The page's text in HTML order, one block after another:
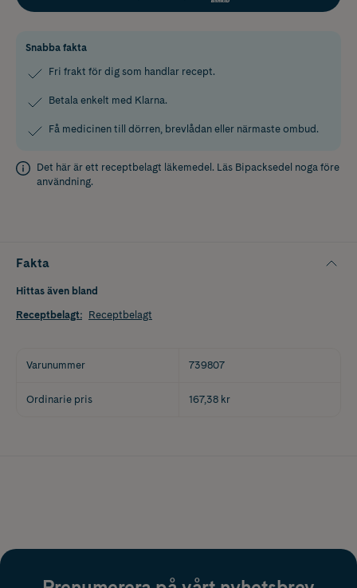
Snabba fakta
Fri frakt för dig som handlar recept.
Betala enkelt med Klarna.
Få medicinen till dörren, brevlådan eller närmaste ombud.
Det här är ett receptbelagt läkemedel. Läs Bipacksedel noga före
användning.
Fakta
Hittas även bland
Receptbelagt: Receptbelagt
Varunummer 739807
Ordinarie pris 167,38 kr